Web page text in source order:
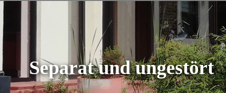
Separat und ungestört